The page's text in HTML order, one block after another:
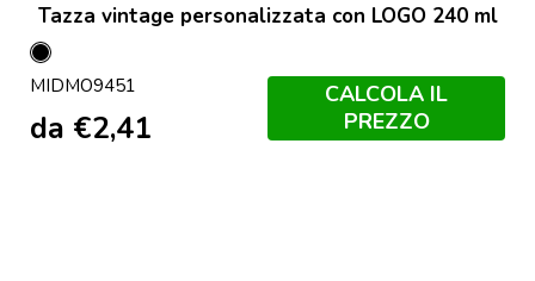
Tazza vintage personalizzata con LOGO 240 ml
Nero
MIDMO9451
da €2,41
CALCOLA IL
PREZZO